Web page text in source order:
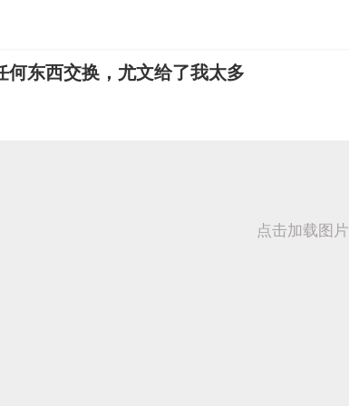
何东西交换，尤文给了我太多
点击加载图片